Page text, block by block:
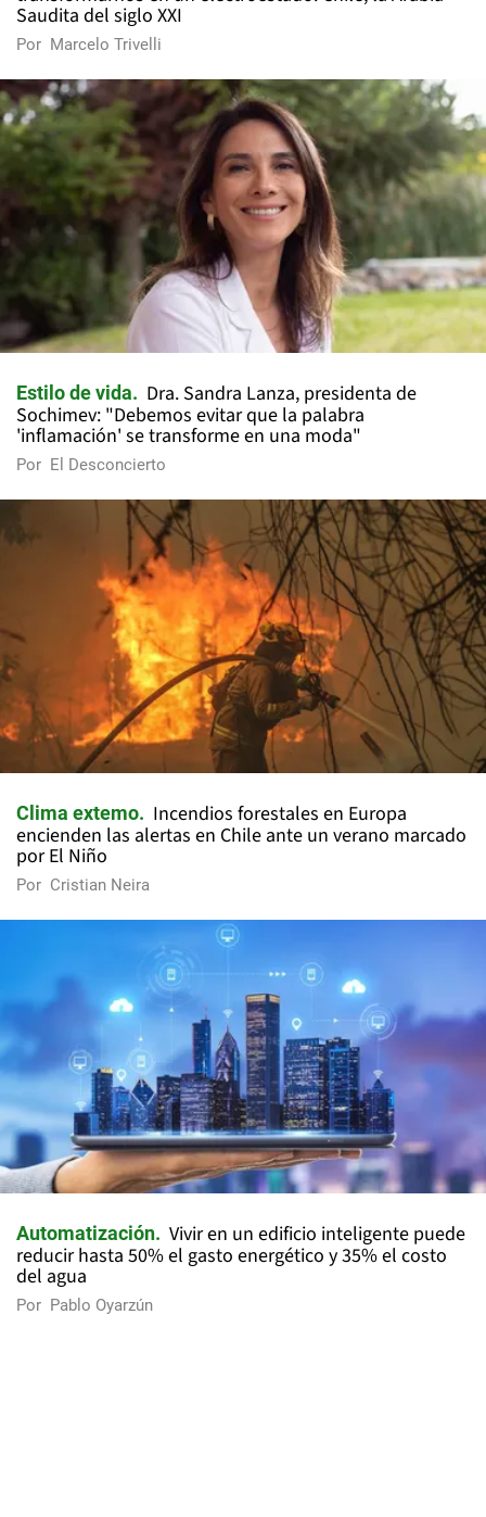
Saudita del siglo XXI
Por Marcelo Trivelli
Estilo de vida
Dra. Sandra Lanza, presidenta de
Sochimev: "Debemos evitar que la palabra
'inflamación' se transforme en una moda"
Por El Desconcierto
Clima extemo
Incendios forestales en Europa
encienden las alertas en Chile ante un verano marcado
por El Niño
Por Cristian Neira
Automatización
Vivir en un edificio inteligente puede
reducir hasta 50% el gasto energético y 35% el costo
del agua
Por Pablo Oyarzún